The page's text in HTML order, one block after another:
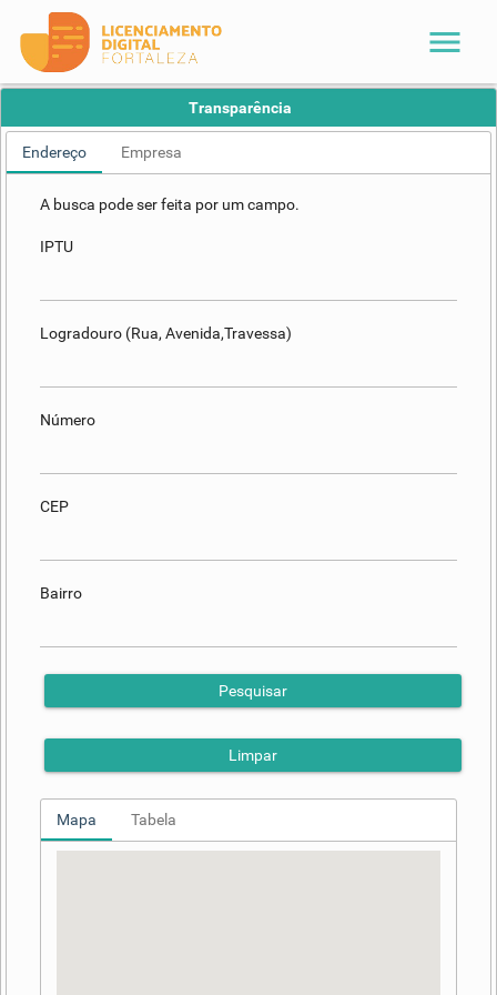
menu
Transparência
Endereço Empresa
A busca pode ser feita por um campo.
IPTU
Logradouro (Rua, Avenida,Travessa)
Número
CEP
Bairro
Pesquisar
Limpar
Mapa Tabela